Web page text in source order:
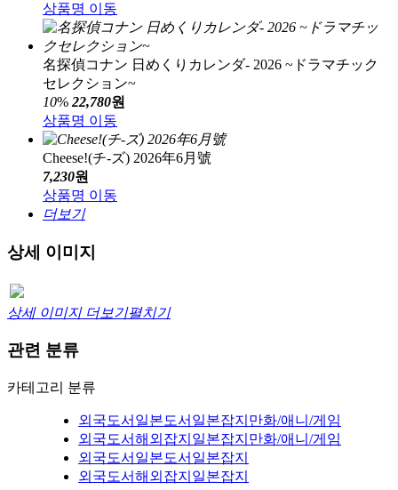
상품명 이동
名探偵コナン 日めくりカレンダ- 2026 ~ドラマチック
セレクション~
10% 22,780원
상품명 이동
Cheese!(チ-ズ) 2026年6月號
7,230원
상품명 이동
더보기
상세 이미지
상세 이미지 더보기펼치기
관련 분류
카테고리 분류
외국도서 일본도서 일본잡지 만화/애니/게임
외국도서해외잡지 일본잡지 만화/애니/게임
외국도서 일본도서 일본잡지
외국도서해외잡지 일본잡지